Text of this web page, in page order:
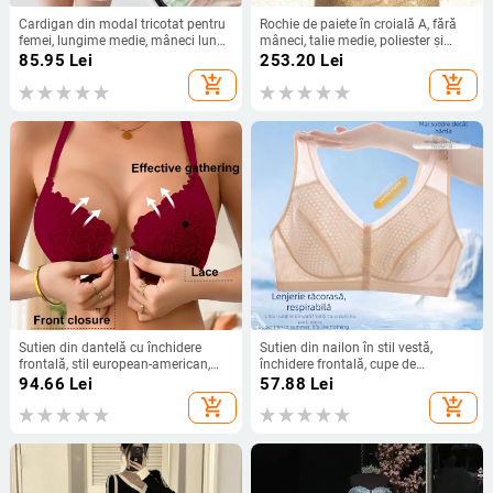
Cardigan din modal tricotat pentru
femei, lungime medie, mâneci lungi,
guler rotund, model solid
85.95 Lei
add_shopping_cart
Rochie de paiete în croială A, fără
mâneci, talie medie, poliester și
elastan, detalii colaj, potrivită
253.20 Lei
add_shopping_cart
Sutien din dantelă cu închidere
frontală, stil european-american,
cupe subțiri, design frumos la spate,
94.66 Lei
add_shopping_cart
Sutien din nailon în stil vestă,
închidere frontală, cupe de
acoperire completă fără formare,
57.88 Lei
add_shopping_cart